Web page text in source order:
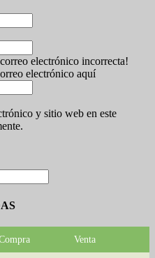
electrónico incorrecta!
electrónico aquí
y sitio web en este
Venta